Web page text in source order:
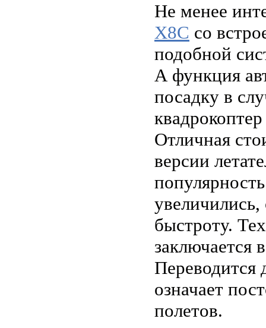
Не менее
X8C со
подобной
А функция
посадку в
Отличная
версии
быстроту.
заключается
Переводится
означает
полетов.